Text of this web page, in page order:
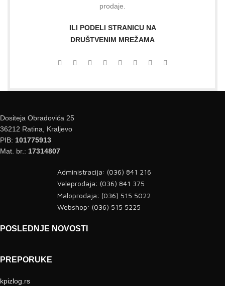
prodaje.
ILI PODELI STRANICU NA
DRUŠTVENIM MREŽAMA
Dositeja Obradovića 25
36212 Ratina, Kraljevo
PIB: 101775913
Mat. br.: 17314807
Administracija: (036) 841 216
Veleprodaja: (036) 841 375
Maloprodaja: (036) 515 5022
Webshop: (036) 515 5225
POSLEDNJE NOVOSTI
PREPORUKE
kpizlog.rs